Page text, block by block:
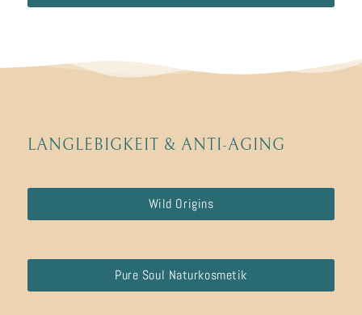
LANGLEBIGKEIT & ANTI-AGING
Wild Origins
Pure Soul Naturkosmetik